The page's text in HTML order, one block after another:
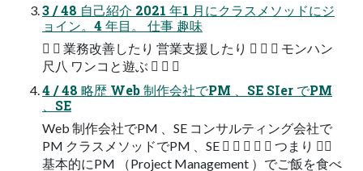
3 / 48 自己紹介 2021 年1 月にクラスメソッドにジ
ョイン。4 年目。 仕事 趣味
  業務改善したり 営業支援したり    モンハン
尺八 ワンコと遊ぶ   
4 / 48 略歴 Web 制作会社でPM 、SE SIer でPM
、SE
Web 制作会社でPM 、SE コンサルティング会社で
PM クラスメソッドでPM 、SE      つまり 
基本的にPM （Project Management ）でご飯を食べ